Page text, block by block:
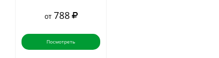
от 788
Посмотреть